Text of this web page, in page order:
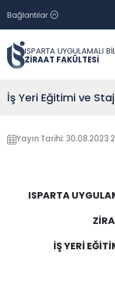
Bağlantılar
ISPARTA UYGULAMALI
ZİRAAT FAKÜLTESİ
İş Yeri Eğitimi ve
Yayın Tarihi: 30.08.2023
ISPARTA
İŞ YERİ